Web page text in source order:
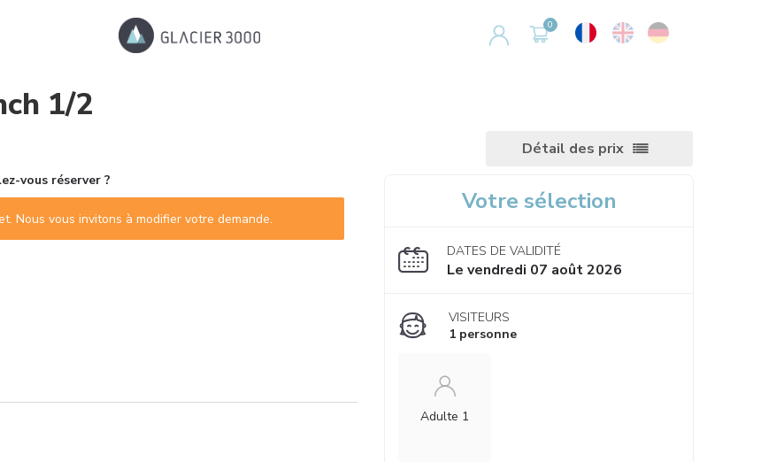
1/2
vous réserver ?
Nous vous invitons à modifier votre demande.
Détail des prix
Votre sélection
DATES DE VALIDITÉ
Le vendredi 07 août 2026
VISITEURS
1 personne
Adulte 1